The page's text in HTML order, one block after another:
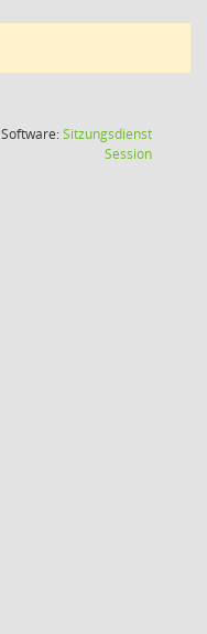
Software:Sitzungsdienst
Session(Wird in